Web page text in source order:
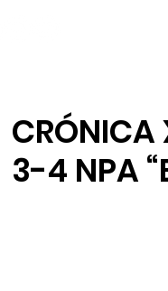
CRÓNICA
3-4 NPA